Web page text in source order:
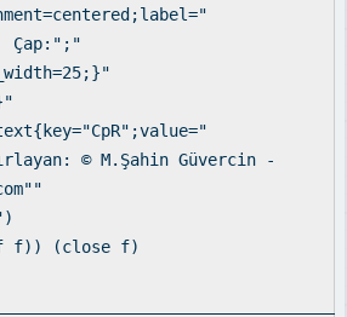
© M.Şahin Güvercin -
f)) (close f)